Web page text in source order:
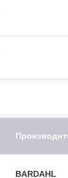
BARDAHL